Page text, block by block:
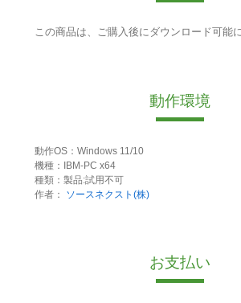
この商品は、ご購入後にダウンロード可能
動作環境
動作OS：Windows 11/10
機種：IBM-PC x64
種類：製品:試用不可
作者：
ソースネクスト(株)
お支払い